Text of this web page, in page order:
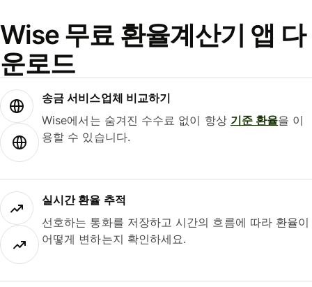
Wise 무료 환율계산기 앱 다
운로드
송금 서비스업체 비교하기
Wise에서는 숨겨진 수수료 없이 항상 기준 환율을 이
용할 수 있습니다.
실시간 환율 추적
선호하는 통화를 저장하고 시간의 흐름에 따라 환율이
어떻게 변하는지 확인하세요.